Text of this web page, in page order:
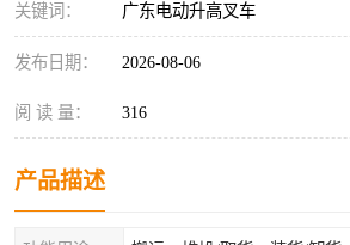
关键词： 广东电动升高叉车
发布日期： 2026-08-06
阅 读 量： 316
产品描述